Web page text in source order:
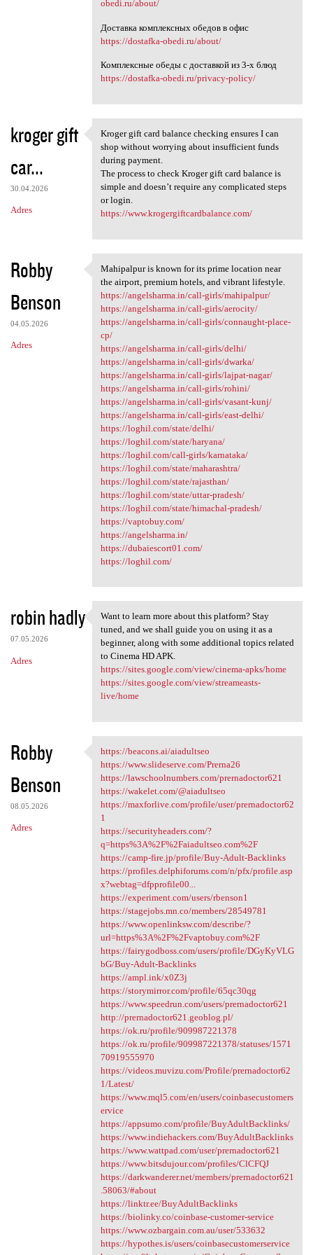
obedi.ru/about/
Доставка комплексных обедов в офис
https://dostafka-obedi.ru/about/
Комплексные обеды с доставкой из 3-х блюд
https://dostafka-obedi.ru/privacy-policy/
kroger gift
car...
30.04.2026
Adres
Kroger gift card balance
Kroger gift card balance checking ensures I can
shop without worrying about insufficient funds
during payment.
The process to check Kroger gift card balance is
simple and doesn’t require any complicated steps
or login.
https://www.krogergiftcardbalance.com/
Robby
Benson
04.05.2026
Adres
Mahipalpur is known for its
Mahipalpur is known for its prime location near
the airport, premium hotels, and vibrant lifestyle.
https://angelsharma.in/call-girls/mahipalpur/
https://angelsharma.in/call-girls/aerocity/
https://angelsharma.in/call-girls/connaught-place-
cp/
https://angelsharma.in/call-girls/delhi/
https://angelsharma.in/call-girls/dwarka/
https://angelsharma.in/call-girls/lajpat-nagar/
https://angelsharma.in/call-girls/rohini/
https://angelsharma.in/call-girls/vasant-kunj/
https://angelsharma.in/call-girls/east-delhi/
https://loghil.com/state/delhi/
https://loghil.com/state/haryana/
https://loghil.com/call-girls/karnataka/
https://loghil.com/state/maharashtra/
https://loghil.com/state/rajasthan/
https://loghil.com/state/uttar-pradesh/
https://loghil.com/state/himachal-pradesh/
https://vaptobuy.com/
https://angelsharma.in/
https://dubaiescort01.com/
https://loghil.com/
robin hadly
07.05.2026
Adres
Want to learn more about this
Want to learn more about this platform? Stay
tuned, and we shall guide you on using it as a
beginner, along with some additional topics related
to Cinema HD APK.
https://sites.google.com/view/cinema-apks/home
https://sites.google.com/view/streameasts-
live/home
Robby
Benson
08.05.2026
Adres
https://beacons.ai/aiadultseo
https://beacons.ai/aiadultseo
https://www.slideserve.com/Prerna26
https://lawschoolnumbers.com/prernadoctor621
https://wakelet.com/@aiadultseo
https://maxforlive.com/profile/user/prernadoctor62
1
https://securityheaders.com/?
q=https%3A%2F%2Faiadultseo.com%2F
https://camp-fire.jp/profile/Buy-Adult-Backlinks
https://profiles.delphiforums.com/n/pfx/profile.asp
x?webtag=dfpprofile00...
https://experiment.com/users/rbenson1
https://stagejobs.mn.co/members/28549781
https://www.openlinksw.com/describe/?
url=https%3A%2F%2Fvaptobuy.com%2F
https://fairygodboss.com/users/profile/DGyKyVLG
bG/Buy-Adult-Backlinks
https://ampl.ink/x0Z3j
https://storymirror.com/profile/65qc30qg
https://www.speedrun.com/users/prernadoctor621
http://prernadoctor621.geoblog.pl/
https://ok.ru/profile/909987221378
https://ok.ru/profile/909987221378/statuses/1571
70919555970
https://videos.muvizu.com/Profile/prernadoctor62
1/Latest/
https://www.mql5.com/en/users/coinbasecustomers
ervice
https://appsumo.com/profile/BuyAdultBacklinks/
https://www.indiehackers.com/BuyAdultBacklinks
https://www.wattpad.com/user/prernadoctor621
https://www.bitsdujour.com/profiles/ClCFQJ
https://darkwanderer.net/members/prernadoctor621
.58063/#about
https://linktr.ee/BuyAdultBacklinks
https://biolinky.co/coinbase-customer-service
https://www.ozbargain.com.au/user/533632
https://hypothes.is/users/coinbasecustomerservice